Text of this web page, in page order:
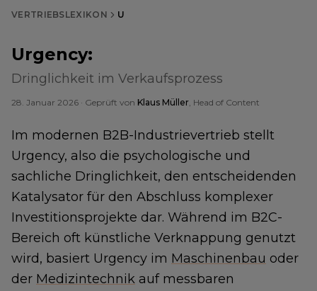
VERTRIEBSLEXIKON U
Urgency:
Dringlichkeit im Verkaufsprozess
28. Januar 2026 · Geprüft von Klaus Müller, Head of Content
Im modernen B2B-Industrievertrieb stellt
Urgency, also die psychologische und
sachliche Dringlichkeit, den entscheidenden
Katalysator für den Abschluss komplexer
Investitionsprojekte dar. Während im B2C-
Bereich oft künstliche Verknappung genutzt
wird, basiert Urgency im Maschinenbau oder
der Medizintechnik auf messbaren